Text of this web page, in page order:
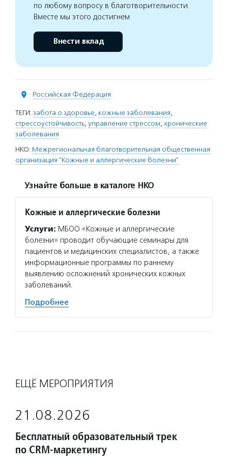
по любому вопросу в благотворительности.
Вместе мы этого достигнем
Внести вклад
Российская Федерация
ТЕГИ: забота о здоровье, кожные заболевания,
стрессоустойчивость, управление стрессом, хронические
заболевания
НКО: Межрегиональная благотворительная общественная
организация "Кожные и аллергические болезни"
Узнайте больше в каталоге НКО
Кожные и аллергические болезни
Услуги: МБОО «Кожные и аллергические
болезни» проводит обучающие семинары для
пациентов и медицинских специалистов, а также
информационные программы по раннему
выявлению осложнений хронических кожных
заболеваний.
Подробнее
ЕЩЁ МЕРОПРИЯТИЯ
21.08.2026
Бесплатный образовательный трек
по CRM-маркетингу